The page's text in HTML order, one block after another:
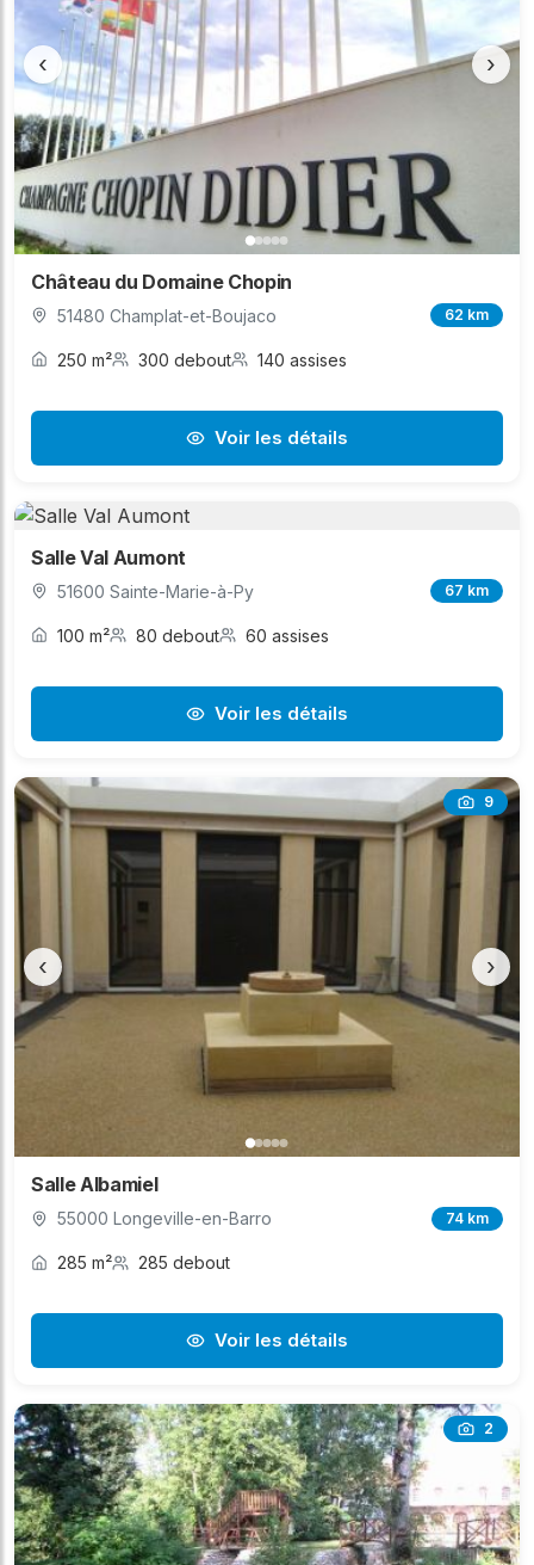
‹ ›
Château du Domaine Chopin
51480 Champlat-et-Boujaco 62 km
250 m² 300 debout 140 assises
Voir les détails
Salle Val Aumont
51600 Sainte-Marie-à-Py 67 km
100 m² 80 debout 60 assises
Voir les détails
9
‹ ›
Salle Albamiel
55000 Longeville-en-Barro 74 km
285 m² 285 debout
Voir les détails
2